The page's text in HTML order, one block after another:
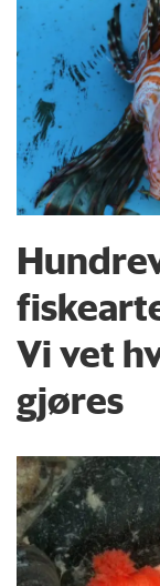
Vi vet
gjøres